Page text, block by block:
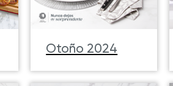
Otoño 2024